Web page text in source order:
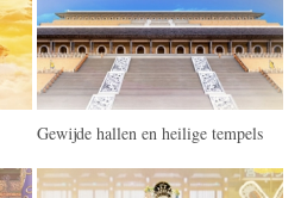
Gewijde hallen en heilige tempels